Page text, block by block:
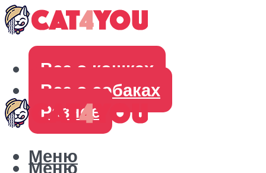
Все о кошках
Все о собаках
Разное
Меню
Меню